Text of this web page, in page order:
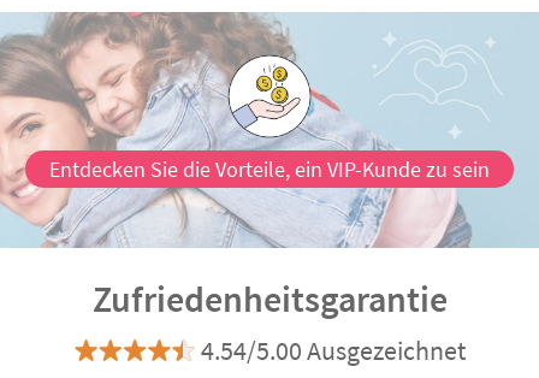
Entdecken Sie die Vorteile, ein VIP-Kunde zu sein
Zufriedenheitsgarantie
4.54/5.00 Ausgezeichnet